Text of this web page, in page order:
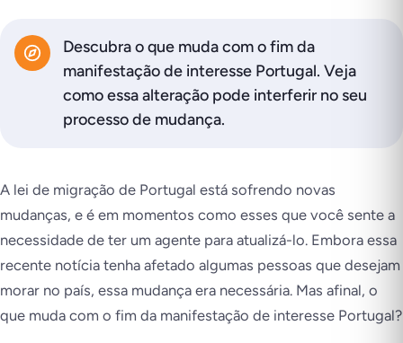
Descubra o que muda com o fim da
manifestação de interesse Portugal. Veja
como essa alteração pode interferir no seu
processo de mudança.
A lei de migração de Portugal está sofrendo novas
mudanças, e é em momentos como esses que você sente a
necessidade de ter um agente para atualizá-lo. Embora essa
recente notícia tenha afetado algumas pessoas que desejam
morar no país, essa mudança era necessária. Mas afinal, o
que muda com o fim da manifestação de interesse Portugal?